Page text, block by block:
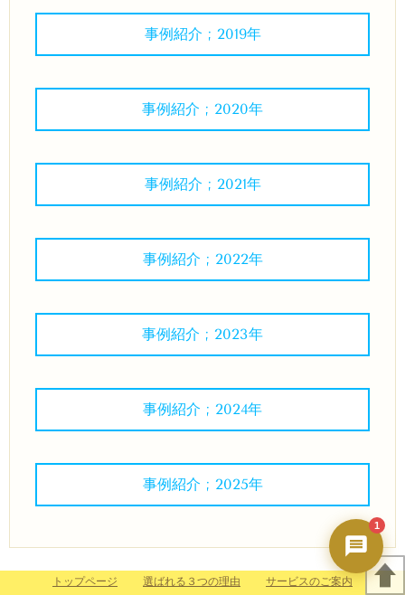
事例紹介 ; 2019年
事例紹介 ; 2020年
事例紹介 ; 2021年
事例紹介 ; 2022年
事例紹介 ; 2023年
事例紹介 ; 2024年
事例紹介 ; 2025年
トップページ 選ばれる３つの理由 サービスのご案内
1
秀ちゃんAI